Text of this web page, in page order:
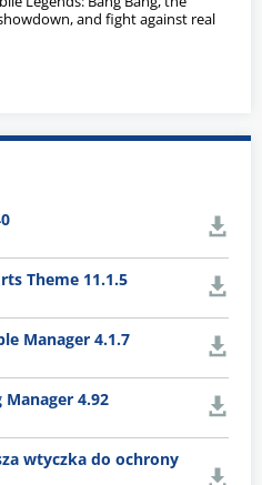
and fight against real
Theme 11.1.5
Manager 4.1.7
4.92
wtyczka do ochrony